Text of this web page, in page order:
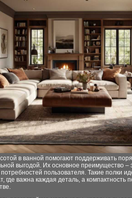
в ванной помогают поддерживать
выгодой. Их основное преимущество –
пользователя. Такие полки
где важна каждая деталь, а компактность